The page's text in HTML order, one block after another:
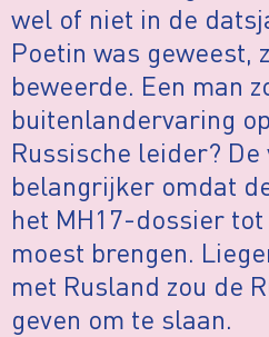
wel of niet in de
Poetin was geweest,
beweerde. Een man
buitenlandervaring
Russische leider?
belangrijker omdat
het MH17-dossier
moest brengen.
met Rusland zou de
geven om te slaan.